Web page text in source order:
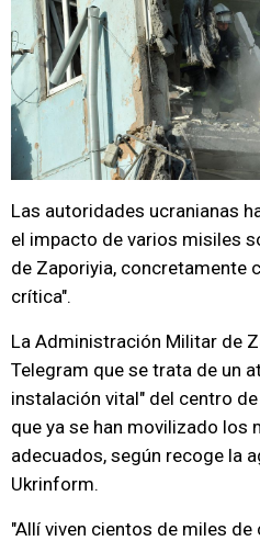
Las autoridades ucranianas
el impacto de varios misiles
de Zaporiyia, concretamente
crítica".
La Administración Militar de
Telegram que se trata de un
instalación vital" del centro
que ya se han movilizado los
adecuados, según recoge la
Ukrinform.
"Allí viven cientos de miles de